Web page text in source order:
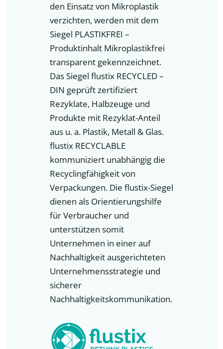
den Einsatz von Mikroplastik
verzichten, werden mit dem
Siegel PLASTIKFREI –
Produktinhalt Mikroplastikfrei
transparent gekennzeichnet.
Das Siegel flustix RECYCLED –
DIN geprüft zertifiziert
Rezyklate, Halbzeuge und
Produkte mit Rezyklat-Anteil
aus u. a. Plastik, Metall & Glas.
flustix RECYCLABLE
kommuniziert unabhängig die
Recyclingfähigkeit von
Verpackungen. Die flustix-Siegel
dienen als Orientierungshilfe
für Verbraucher und
unterstützen somit
Unternehmen in einer auf
Nachhaltigkeit ausgerichteten
Unternehmensstrategie und
sicherer
Nachhaltigkeitskommunikation.